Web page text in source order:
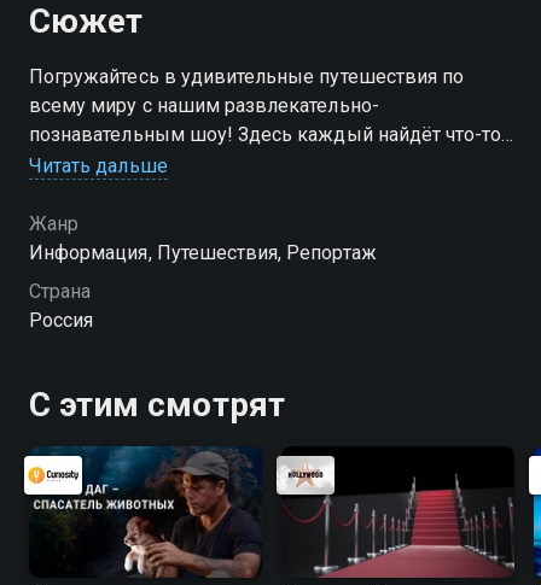
Сюжет
Погружайтесь в удивительные путешествия по
всему миру с нашим развлекательно-
познавательным шоу! Здесь каждый найдёт что-то
новое, вдохновляющее и по-настоящему
Читать дальше
Жанр
Информация, Путешествия, Репортаж
Страна
Россия
С этим смотрят